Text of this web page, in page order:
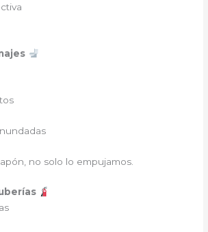
no solo lo empujamos.